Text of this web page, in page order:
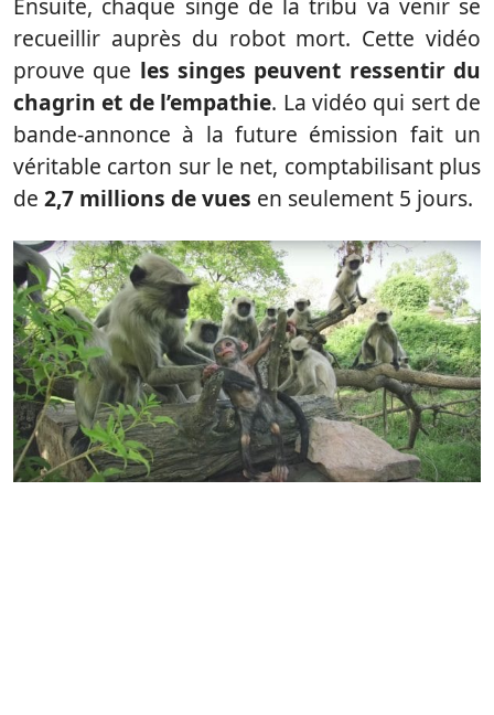
Ensuite, chaque singe de la tribu va venir se
recueillir auprès du robot mort. Cette vidéo
prouve que les singes peuvent ressentir du
chagrin et de l’empathie. La vidéo qui sert de
bande-annonce à la future émission fait un
véritable carton sur le net, comptabilisant plus
de 2,7 millions de vues en seulement 5 jours.